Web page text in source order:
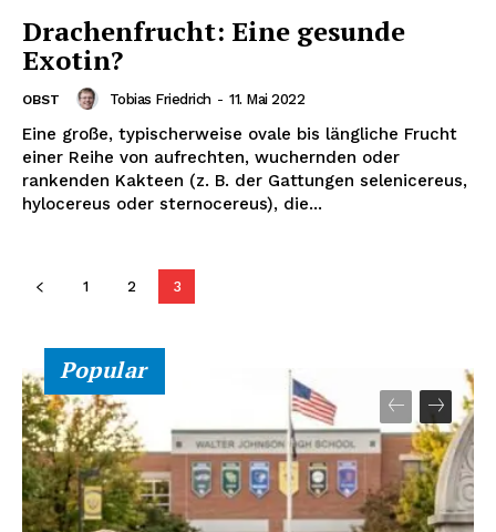
Drachenfrucht: Eine gesunde
Exotin?
OBST Tobias Friedrich - 11. Mai 2022
Eine große, typischerweise ovale bis längliche Frucht
einer Reihe von aufrechten, wuchernden oder
rankenden Kakteen (z. B. der Gattungen selenicereus,
hylocereus oder sternocereus), die...
1 2 3
Popular